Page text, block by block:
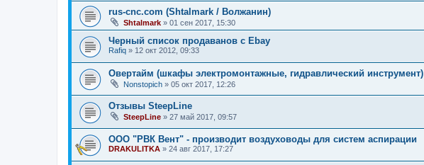
rus-cnc.com (Shtalmark / Волжанин)
Shtalmark » 01 сен 2017, 15:30
Черный список продаванов c Ebay
Rafiq » 12 окт 2012, 09:33
Овертайм (шкафы электромонтажные, гидравлический инструмент)
Nonstopich » 05 окт 2017, 12:26
Отзывы SteepLine
SteepLine » 27 май 2017, 09:57
ООО "РВК Вент" - производит воздуховоды для систем аспирации
DRAKULITKA » 24 авг 2017, 17:27